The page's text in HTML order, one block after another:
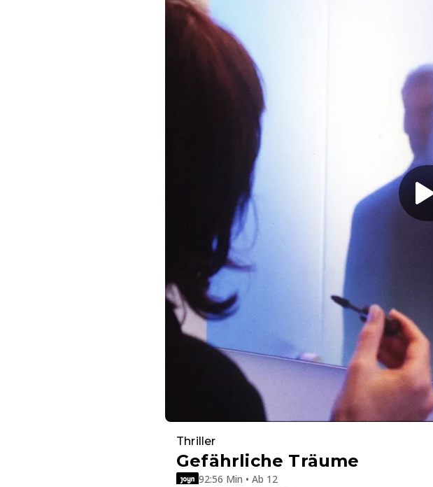
Thriller
Gefährliche Träume
92:56 Min • Ab 12